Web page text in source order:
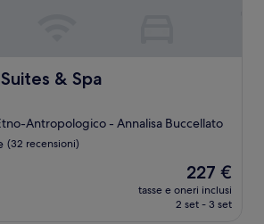
& Spa
& Spa
Antropologico - Annalisa Buccellato
(32 recensioni)
Il
prezzo
attuale
227 €
tasse e oneri inclusi
2 set - 3 set